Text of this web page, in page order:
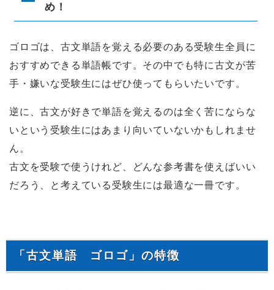
め！
ゴロゴは、古文単語を覚える必要のある受験生全員に
おすすめできる単語帳です。その中でも特に古文が苦
手・嫌いな受験生にはぜひ使ってもらいたいです。
逆に、古文が好きで単語を覚えるのは全く苦にならな
いという受験生にはあまり向いていないかもしれませ
ん。
古文を受験で使うけれど、どんな参考書を使えばいい
だろう、と考えている受験生には最適な一冊です。
「古文単語 ゴロゴ」の特徴